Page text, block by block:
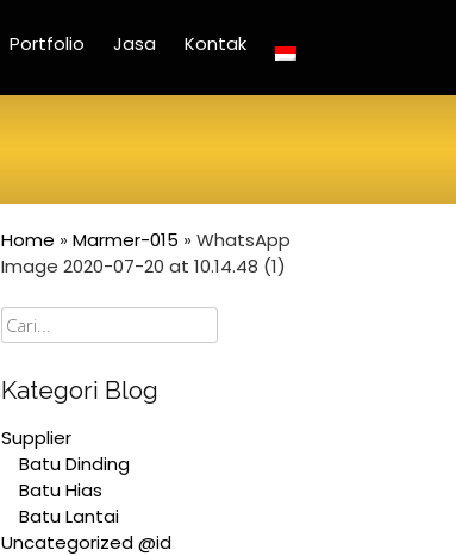
Portfolio Jasa Kontak
Home » Marmer-015 » WhatsApp
Image 2020-07-20 at 10.14.48 (1)
Cari
Kategori Blog
Supplier
Batu Dinding
Batu Hias
Batu Lantai
Uncategorized @id